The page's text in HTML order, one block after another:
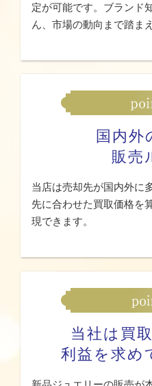
定が可能です。ブランド
ん、市場の動向まで踏ま
国内外
販売
当店は売却先が国内外に
先に合わせた買取価格を
現できます。
当社は買
利益を求め